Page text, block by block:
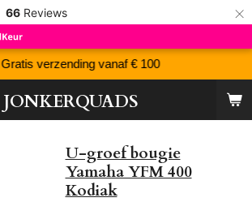
66 Reviews ×
JONKERQUADS
Gratis verzending vanaf € 100
U-groef bougie
Yamaha YFM 400
Kodiak